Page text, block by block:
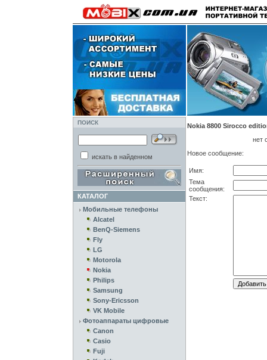
ПОИСК
искать в найденном
КАТАЛОГ
Мобильные телефоны
Alcatel
BenQ-Siemens
Fly
LG
Motorola
Nokia
Philips
Samsung
Sony-Ericsson
VK Mobile
Фотоаппараты цифровые
Canon
Casio
Fuji
Nokia 8800 Sirocco
нет
Новое сообщение:
Имя:
Тема
сообщения:
Текст: